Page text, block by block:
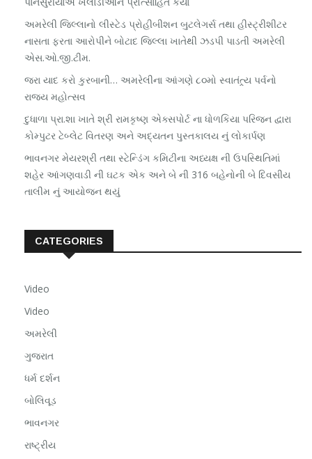
અમરેલી જિલ્લાનો લીસ્ટેડ પ્રોહીબીશન બુટલેગર્સ તથા હીસ્ટ્રીશીટર
નાસતા ફરતા આરોપીને બોટાદ જિલ્લા ખાતેથી ઝડપી પાડતી અમરેલી
એસ.ઓ.જી.ટીમ.
જરા યાદ કરો કુરબાની… અમરેલીના આંગણે ૮૦મો સ્વાતંત્ર્ય પર્વનો
રાજ્ય મહોત્સવ
દુધાળા પ્રા.શા ખાતે શ્રી રામકૃષ્ણ એક્સપોર્ટ ના ધોળકિયા પરિજન દ્વારા
કોમ્પુટર ટેબ્લેટ વિતરણ અને અદ્યતન પુસ્તકાલય નું લોકાર્પણ
ભાવનગર મેયરશ્રી તથા સ્ટેન્ડિંગ કમિટીના અધ્યક્ષ ની ઉપસ્થિતિમાં
શહેર આંગણવાડી ની ઘટક એક અને બે ની 316 બહેનોની બે દિવસીય
તાલીમ નું આયોજન થયું
CATEGORIES
Video
Video
અમરેલી
ગુજરાત
ધર્મ દર્શન
બોલિવૂડ
ભાવનગર
રાષ્ટ્રીય